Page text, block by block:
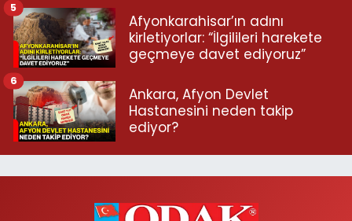
Afyonkarahisar’ın adını
kirletiyorlar: “İlgilileri harekete
geçmeye davet ediyoruz”
5
Ankara, Afyon Devlet
Hastanesini neden takip
ediyor?
6